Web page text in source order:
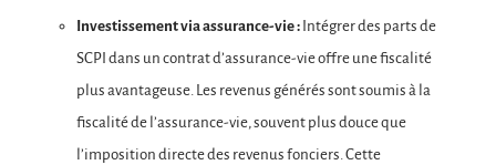
Investissement via assurance-vie : Intégrer des parts de
SCPI dans un contrat d’assurance-vie offre une fiscalité
plus avantageuse. Les revenus générés sont soumis à la
fiscalité de l’assurance-vie, souvent plus douce que
l’imposition directe des revenus fonciers. Cette